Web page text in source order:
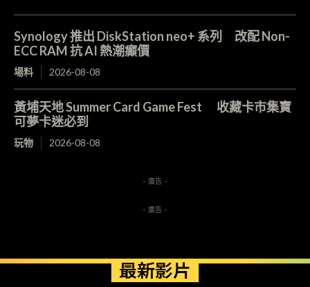
Synology 推出 DiskStation neo+ 系列 改配 Non-
ECC RAM 抗 AI 熱潮癲價
場料 2026-08-08
黃埔天地 Summer Card Game Fest 收藏卡市集寶
可夢卡迷必到
玩物 2026-08-08
- 廣告 -
- 廣告 -
最新影片